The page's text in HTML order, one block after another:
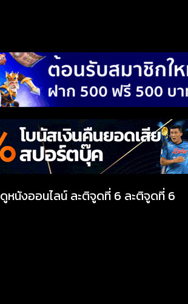
ดูหนังออนไลน์ ละติจูดที่ 6 ละติจูดที่ 6